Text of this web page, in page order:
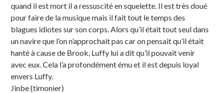
quand il est mort il a ressuscité en squelette. Il est très doué
pour faire de la musique mais il fait tout le temps des
blagues idiotes sur son corps. Alors qu’il était tout seul dans
un navire que l’on n’approchait pas car on pensait qu’il était
hanté à cause de Brook, Luffy lui a dit qu’il pouvait venir
avec eux. Cela l’a profondément ému et il est depuis loyal
envers Luffy.
Jinbe (timonier)